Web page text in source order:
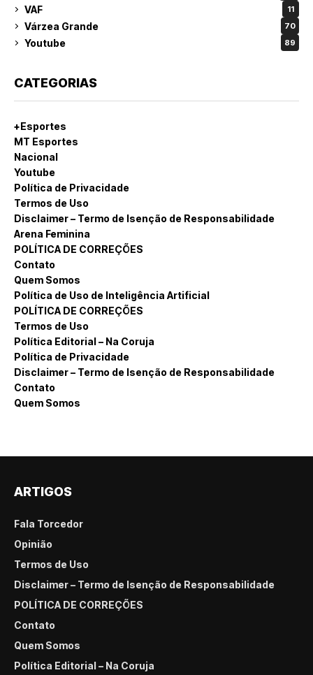
VAF 11
Várzea Grande 70
Youtube 89
CATEGORIAS
+Esportes
MT Esportes
Nacional
Youtube
Política de Privacidade
Termos de Uso
Disclaimer – Termo de Isenção de Responsabilidade
Arena Feminina
POLÍTICA DE CORREÇÕES
Contato
Quem Somos
Política de Uso de Inteligência Artificial
POLÍTICA DE CORREÇÕES
Termos de Uso
Política Editorial – Na Coruja
Política de Privacidade
Disclaimer – Termo de Isenção de Responsabilidade
Contato
Quem Somos
ARTIGOS
Fala Torcedor
Opinião
Termos de Uso
Disclaimer – Termo de Isenção de Responsabilidade
POLÍTICA DE CORREÇÕES
Contato
Quem Somos
Política Editorial – Na Coruja